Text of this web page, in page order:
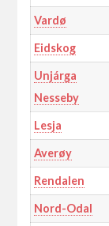
Vardø
Eidskog
Unjárga
Nesseby
Lesja
Averøy
Rendalen
Nord-Odal